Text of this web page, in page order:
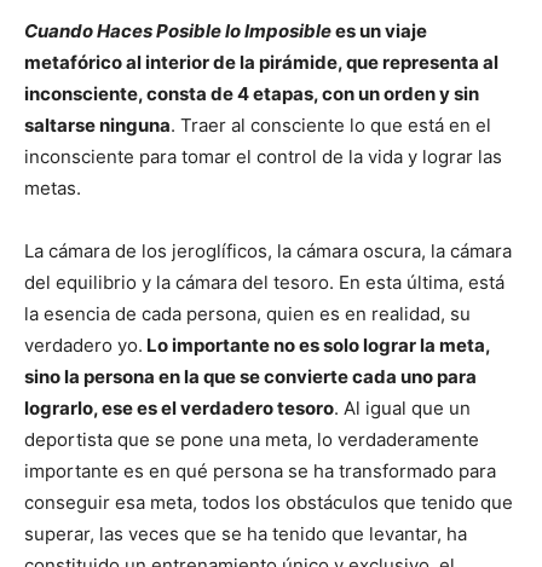
Cuando Haces Posible lo Imposiblees un viaje
metafórico al interior de la pirámide, que representa al
inconsciente, consta de 4 etapas, con un orden y sin
saltarse ninguna. Traer al consciente lo que está en el
inconsciente para tomar el control de la vida y lograr las
metas.
La cámara de los jeroglíficos, la cámara oscura, la cámara
del equilibrio y la cámara del tesoro. En esta última, está
la esencia de cada persona, quien es en realidad, su
verdadero yo. Lo importante no es solo lograr la meta,
sino la persona en la que se convierte cada uno para
lograrlo, ese es el verdadero tesoro. Al igual que un
deportista que se pone una meta, lo verdaderamente
importante es en qué persona se ha transformado para
conseguir esa meta, todos los obstáculos que tenido que
superar, las veces que se ha tenido que levantar, ha